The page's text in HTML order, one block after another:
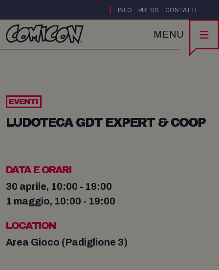
INFO PRESS CONTATTI
MENU
EVENTI
LUDOTECA GDT EXPERT & COOP
DATA E ORARI
30 aprile, 10:00 - 19:00
1 maggio, 10:00 - 19:00
LOCATION
Area Gioco (Padiglione 3)